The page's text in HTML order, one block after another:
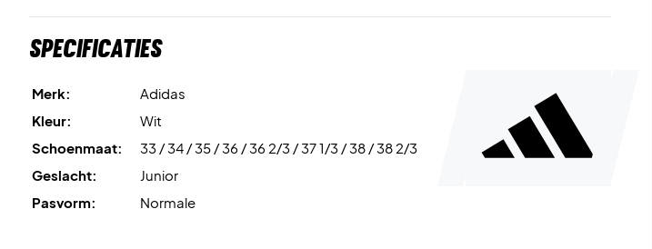
Specificaties
Merk:
Adidas
Kleur:
Wit
Schoenmaat:
33 / 34 / 35 / 36 / 36 2/3 / 37 1/3 / 38 / 38 2/3
Geslacht:
Junior
Pasvorm:
Normale